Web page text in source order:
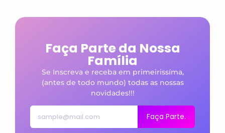
Faça Parte da Nossa
Família
Se Inscreva e receba em primeirissíma,
(antes de todo mundo) todas as nossas
novidades!!!
Faça Parte.